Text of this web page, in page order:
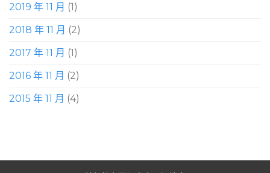
2019 年 11 月 (1)
2018 年 11 月 (2)
2017 年 11 月 (1)
2016 年 11 月 (2)
2015 年 11 月 (4)